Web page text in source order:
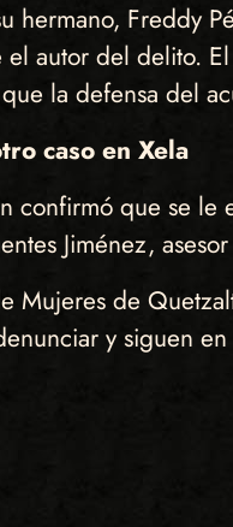
hermano, Freddy
el autor del delito.
la defensa del
caso en Xela
confirmó que se le
Jiménez,
Mujeres de
y siguen